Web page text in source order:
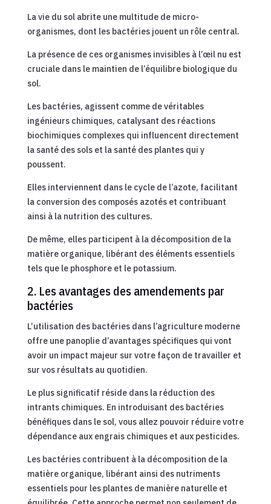
La vie du sol abrite une multitude de micro-
organismes, dont les bactéries jouent un rôle central.
La présence de ces organismes invisibles à l’œil nu est
cruciale dans le maintien de l’équilibre biologique du
sol.
Les bactéries, agissent comme de véritables
ingénieurs chimiques, catalysant des réactions
biochimiques complexes qui influencent directement
la santé des sols et la santé des plantes qui y
poussent.
Elles interviennent dans le cycle de l’azote, facilitant
la conversion des composés azotés et contribuant
ainsi à la nutrition des cultures.
De même, elles participent à la décomposition de la
matière organique, libérant des éléments essentiels
tels que le phosphore et le potassium.
2. Les avantages des amendements par
bactéries
L’utilisation des bactéries dans l’agriculture moderne
offre une panoplie d’avantages spécifiques qui vont
avoir un impact majeur sur votre façon de travailler et
sur vos résultats au quotidien.
Le plus significatif réside dans la réduction des
intrants chimiques. En introduisant des bactéries
bénéfiques dans le sol, vous allez pouvoir réduire votre
dépendance aux engrais chimiques et aux pesticides.
Les bactéries contribuent à la décomposition de la
matière organique, libérant ainsi des nutriments
essentiels pour les plantes de manière naturelle et